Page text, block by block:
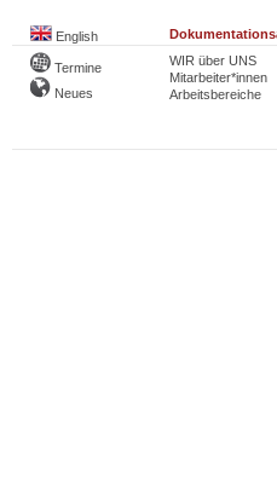
English
Termine
Neues
WIR über UNS
Mitarbeiter*innen
Arbeitsbereiche